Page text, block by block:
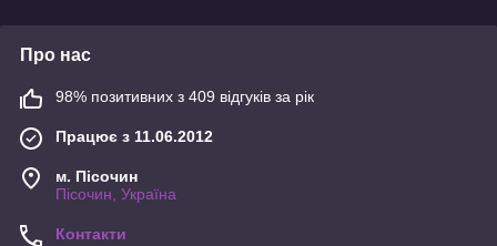
Про нас
98% позитивних з 409 відгуків за рік
Працює з 11.06.2012
м. Пісочин
Пісочин, Україна
Контакти